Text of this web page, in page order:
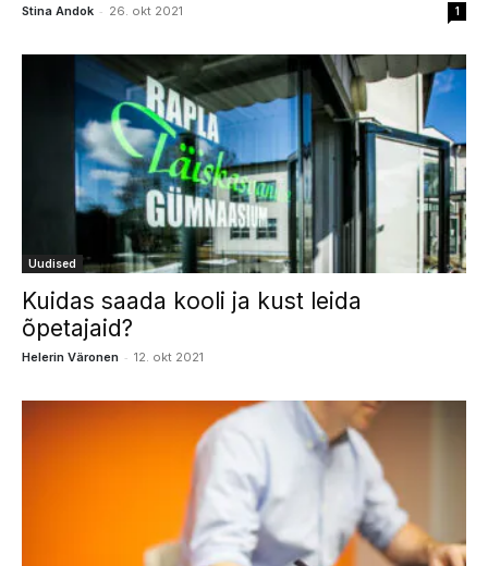
Stina Andok - 26. okt 2021 1
Uudised
Kuidas saada kooli ja kust leida
õpetajaid?
Helerin Väronen - 12. okt 2021